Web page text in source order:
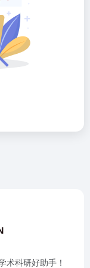
科研好助手！